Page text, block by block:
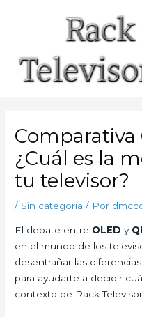
Comparativa
¿Cuál es la
tu televisor?
/ Sin categoría / Por
El debate entre OLED y
en el mundo de los
desentrañar las
para ayudarte a decidir
contexto de Rack